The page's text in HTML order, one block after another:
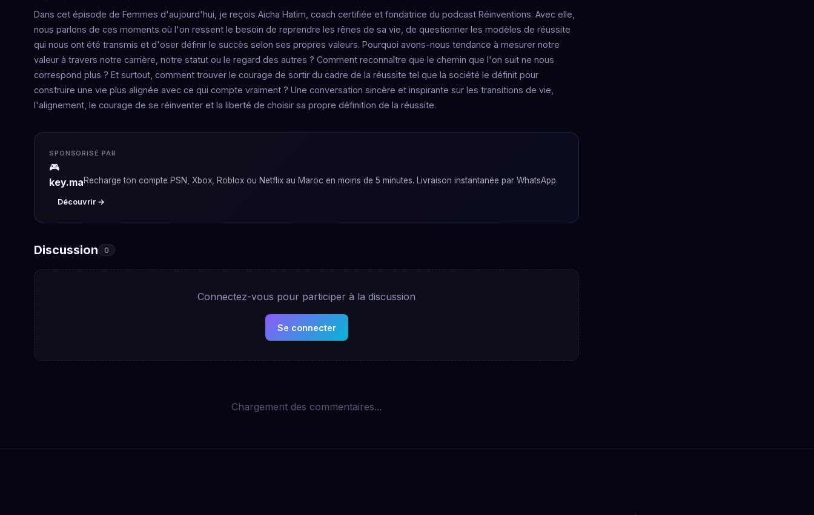
Dans cet épisode de Femmes d'aujourd'hui, je reçois Aicha Hatim, coach certifiée et fondatrice du podcast Réinventions. Avec elle,
nous parlons de ces moments où l'on ressent le besoin de reprendre les rênes de sa vie, de questionner les modèles de réussite
qui nous ont été transmis et d'oser définir le succès selon ses propres valeurs. Pourquoi avons-nous tendance à mesurer notre
valeur à travers notre carrière, notre statut ou le regard des autres ? Comment reconnaître que le chemin que l'on suit ne nous
correspond plus ? Et surtout, comment trouver le courage de sortir du cadre de la réussite tel que la société le définit pour
construire une vie plus alignée avec ce qui compte vraiment ? Une conversation sincère et inspirante sur les transitions de vie,
l'alignement, le courage de se réinventer et la liberté de choisir sa propre définition de la réussite.
SPONSORISÉ PAR
🎮
key.maRecharge ton compte PSN, Xbox, Roblox ou Netflix au Maroc en moins de 5 minutes. Livraison instantanée par WhatsApp.
Découvrir →
Discussion 0
Connectez-vous pour participer à la discussion
Se connecter
Chargement des commentaires...